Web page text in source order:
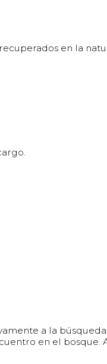
en la
a la
en el